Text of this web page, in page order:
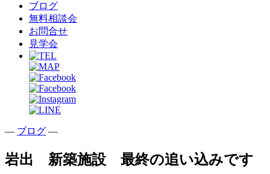
ブログ
無料相談会
お問合せ
見学会
— ブログ —
岩出 新築施設 最終の追い込みです